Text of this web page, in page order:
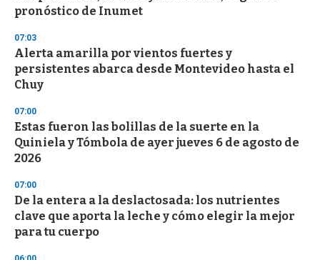
pronóstico de Inumet
07:03
Alerta amarilla por vientos fuertes y
persistentes abarca desde Montevideo hasta el
Chuy
07:00
Estas fueron las bolillas de la suerte en la
Quiniela y Tómbola de ayer jueves 6 de agosto de
2026
07:00
De la entera a la deslactosada: los nutrientes
clave que aporta la leche y cómo elegir la mejor
para tu cuerpo